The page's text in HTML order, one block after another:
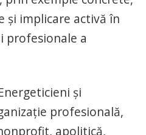
și implicare activă în
profesionale a
și
profesională,
apolitică,